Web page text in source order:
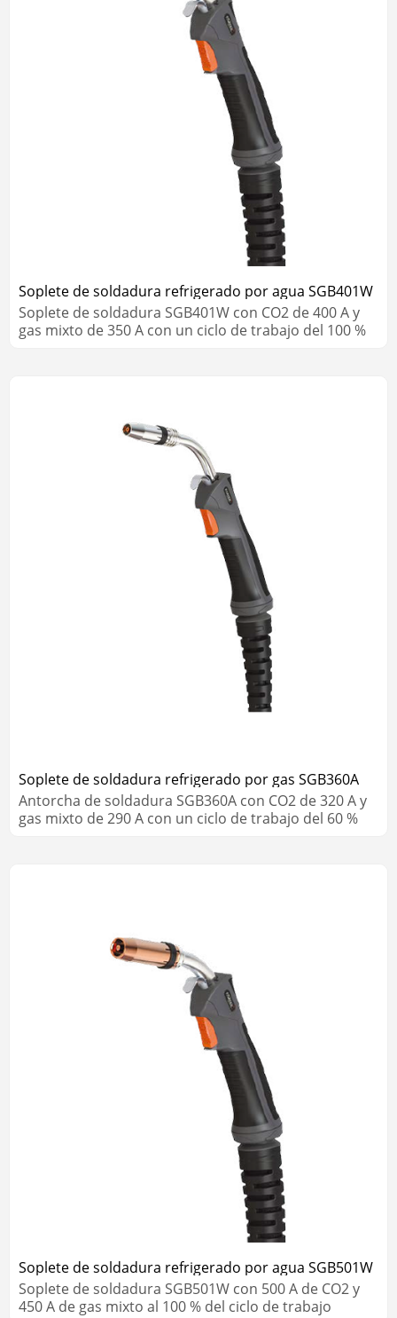
Soplete de soldadura refrigerado por agua SGB401W
Soplete de soldadura SGB401W con CO2 de 400 A y
gas mixto de 350 A con un ciclo de trabajo del 100 %
Soplete de soldadura refrigerado por gas SGB360A
Antorcha de soldadura SGB360A con CO2 de 320 A y
gas mixto de 290 A con un ciclo de trabajo del 60 %
Soplete de soldadura refrigerado por agua SGB501W
Soplete de soldadura SGB501W con 500 A de CO2 y
450 A de gas mixto al 100 % del ciclo de trabajo